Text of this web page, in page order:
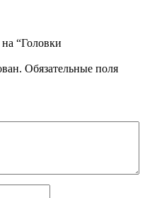
“Головки
Обязательные поля